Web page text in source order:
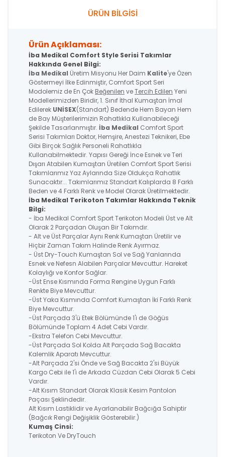
ÜRÜN BİLGİSİ
Ürün Açıklaması:
İba Medikal Comfort Style Serisi Takımlar
Hakkında Genel Bilgi:
İba Medikal Üretim Misyonu Her Daim Kalite'ye Özen
Göstermeyi İlke Edinmiştir, Comfort Sport Seri
Modolemiz de En Çok Beğenilen veTercih Edilen Yeni
Modellerimizden Biridir, 1. Sınıf İthal Kumaştan İmal
Edilerek UNİSEX(Standart) Bedende Hem Bayan Hem
de Bay Müşterilerimizin Rahatlıkla Kullanabileceği
Şekilde Tasarlanmıştır. İba Medikal Comfort Sport
Serisi Takımları Doktor, Hemşire, Anestezi Teknikeri, Ebe
Gibi Birçok Sağlık Personeli Rahatlıkla
Kullanabilmektedir. Yapısı Gereği İnce Esnek ve Teri
Dışarı Atabilen Kumaştan Üretilen Comfort Sport Serisi
Takımlarımız Yaz Aylarında Size Oldukça Rahatlık
Sunacaktır... Takımlarımız Standart Kalıplarda 8 Farklı
Beden ve 4 Farklı Renk ve Model Olarak Üretilmektedir.
İba Medikal Terikoton Takımlar Hakkında Teknik
Bilgi:
- İba Medikal Comfort Sport Terikoton Modeli Üst ve Alt
Olarak 2 Parçadan Oluşan Bir Takımdır.
- Alt ve Üst Parçalar Aynı Renk Kumaştan Üretilir ve
Hiçbir Zaman Takım Halinde Renk Ayırmaz.
- Üst Dry-Touch Kumaştan Sol ve Sağ Yanlarında
Esnek ve Nefesn Alabilen Parçalar Mevcuttur. Hareket
Kolaylığı ve Konfor Sağlar.
-Üst Ense Kısmında Forma Rengine Uygun Farklı
Renkte Biye Mevcuttur.
-Üst Yaka Kısmında Comfort Kumaştan İki Farklı Renk
Biye Mevcuttur.
-Üst Parçada 3'ü Etek Bölümünde 1'i de Göğüs
Bölümünde Toplam 4 Adet Cebi Vardır.
-Ekstra Telefon Cebi Mevcuttur.
-Üst Parçada Sol Kolda Alt Parçada Sağ Bacakta
Kalemlik Aparatı Mevcuttur.
-Alt Parçada 2'si Önde ve Sağ Bacakta 2'si Büyük
Kargo Cebi ile 1'i de Arkada Cüzdan Cebi Olarak 5 Cebi
Vardır.
-Alt Kısım Standart Olarak Klasik Kesim Pantolon
Paçası Şeklindedir.
Alt Kısım Lastiklidir ve Ayarlanabilir Bağcığa Sahiptir
(Bağcık Rengi Değişiklik Gösterebilir.)
Kumaş Cinsi:
Terikoton Ve DryTouch